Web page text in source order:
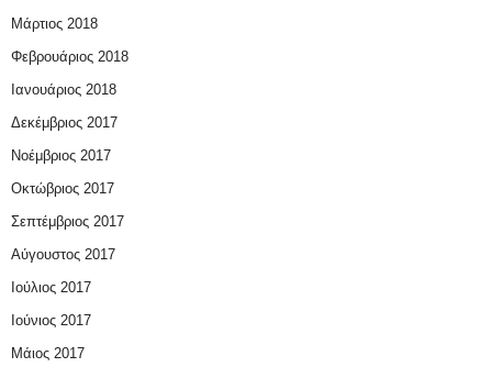
Μάρτιος 2018
Φεβρουάριος 2018
Ιανουάριος 2018
Δεκέμβριος 2017
Νοέμβριος 2017
Οκτώβριος 2017
Σεπτέμβριος 2017
Αύγουστος 2017
Ιούλιος 2017
Ιούνιος 2017
Μάιος 2017